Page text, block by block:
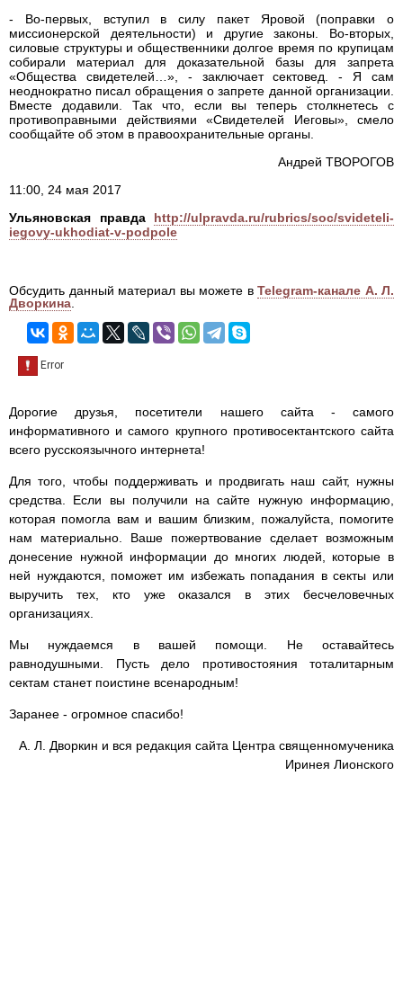
- Во-первых, вступил в силу пакет Яровой (поправки о
миссионерской деятельности) и другие законы. Во-вторых,
силовые структуры и общественники долгое время по крупицам
собирали материал для доказательной базы для запрета
«Общества свидетелей…», - заключает сектовед. - Я сам
неоднократно писал обращения о запрете данной организации.
Вместе додавили. Так что, если вы теперь столкнетесь с
противоправными действиями «Свидетелей Иеговы», смело
сообщайте об этом в правоохранительные органы.
Андрей ТВОРОГОВ
11:00, 24 мая 2017
Ульяновская правда
http://ulpravda.ru/rubrics/soc/svideteli-
iegovy-ukhodiat-v-podpole
Обсудить данный материал вы можете в Telegram-канале А. Л.
Дворкина
Дорогие друзья, посетители нашего сайта - самого
информативного и самого крупного противосектантского сайта
всего русскоязычного интернета!
Для того, чтобы поддерживать и продвигать наш сайт, нужны
средства. Если вы получили на сайте нужную информацию,
которая помогла вам и вашим близким, пожалуйста, помогите
нам материально. Ваше пожертвование сделает возможным
донесение нужной информации до многих людей, которые в
ней нуждаются, поможет им избежать попадания в секты или
выручить тех, кто уже оказался в этих бесчеловечных
организациях.
Мы нуждаемся в вашей помощи. Не оставайтесь
равнодушными. Пусть дело противостояния тоталитарным
сектам станет поистине всенародным!
Заранее - огромное спасибо!
А. Л. Дворкин и вся редакция сайта Центра священномученика
Иринея Лионского